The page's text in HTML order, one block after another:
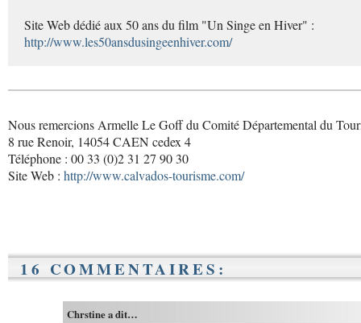
Site Web dédié aux 50 ans du film "Un Singe en Hiver" :
http://www.les50ansdusingeenhiver.com/
Nous remercions Armelle Le Goff du Comité Départemental du
8 rue Renoir, 14054 CAEN cedex 4
Téléphone : 00 33 (0)2 31 27 90 30
Site Web : http://www.calvados-tourisme.com/
16 COMMENTAIRES:
Chrstine a dit…